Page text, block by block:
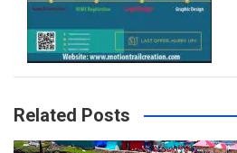
Related Posts